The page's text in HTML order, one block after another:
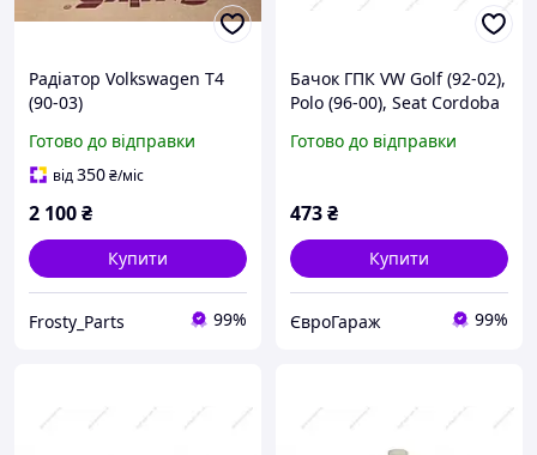
Радіатор Volkswagen T4
(90-03)
Готово до відправки
від350₴/міс
2 100₴
Купити
Frosty_Parts 99%
Бачок ГПК VW Golf (92-02),
Polo (96-00), Seat Cordoba
99-02) (64220042201) VIKA
Готово до відправки
473₴
Купити
ЄвроГараж 99%